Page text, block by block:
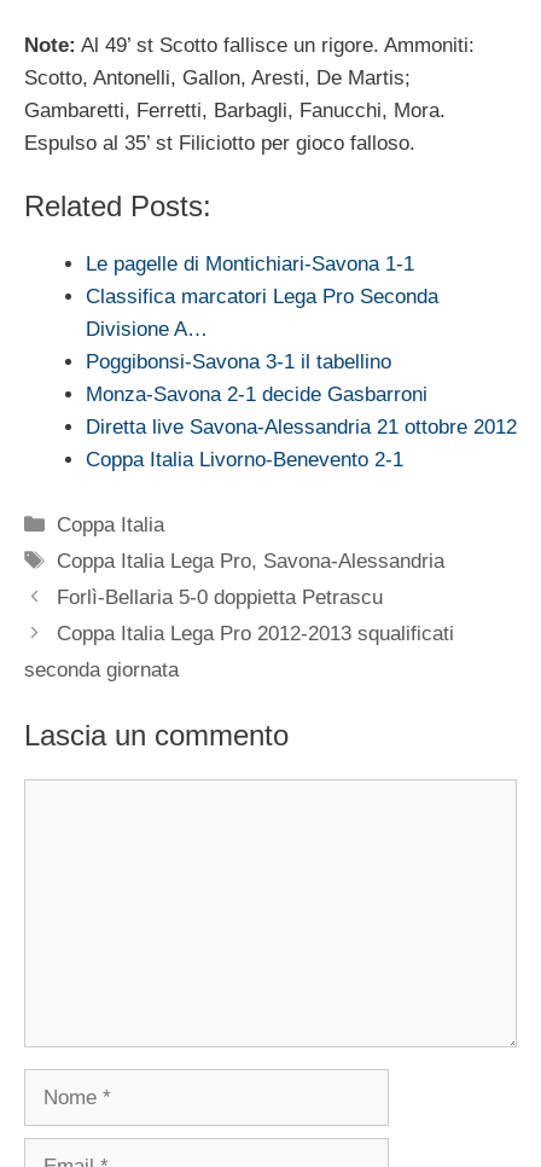
Note: Al 49’ st Scotto fallisce un rigore. Ammoniti:
Scotto, Antonelli, Gallon, Aresti, De Martis;
Gambaretti, Ferretti, Barbagli, Fanucchi, Mora.
Espulso al 35’ st Filiciotto per gioco falloso.
Related Posts:
Le pagelle di Montichiari-Savona 1-1
Classifica marcatori Lega Pro Seconda
Divisione A…
Poggibonsi-Savona 3-1 il tabellino
Monza-Savona 2-1 decide Gasbarroni
Diretta live Savona-Alessandria 21 ottobre 2012
Coppa Italia Livorno-Benevento 2-1
Categorie
Coppa Italia
Tag
Coppa Italia Lega Pro, Savona-Alessandria
Forlì-Bellaria 5-0 doppietta Petrascu
Coppa Italia Lega Pro 2012-2013 squalificati
seconda giornata
Lascia un commento
Nome
Email